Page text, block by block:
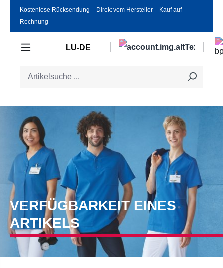
Zum Hauptinhalt springen
Kostenlose Rücksendung ‒ Direkt vom Hersteller ‒ Kauf auf
Rechnung
LU-DE
VERFÜGBARKEIT EINES
ARTIKELS